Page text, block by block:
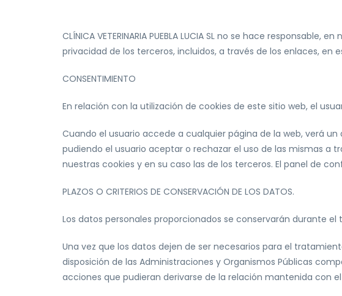
CLÍNICA VETERINARIA PUEBLA LUCIA SL no se hace
privacidad de los terceros, incluidos, a través de los enlaces, en
CONSENTIMIENTO
En relación con la utilización de cookies de este sitio web, el
Cuando el usuario accede a cualquier página de la web, verá un
pudiendo el usuario aceptar o rechazar el uso de las mismas a
nuestras cookies y en su caso las de los terceros. El panel de
PLAZOS O CRITERIOS DE CONSERVACIÓN DE LOS DATOS.
Los datos personales proporcionados se conservarán durante
Una vez que los datos dejen de ser necesarios para el
disposición de las Administraciones y Organismos Públicas
acciones que pudieran derivarse de la relación mantenida con